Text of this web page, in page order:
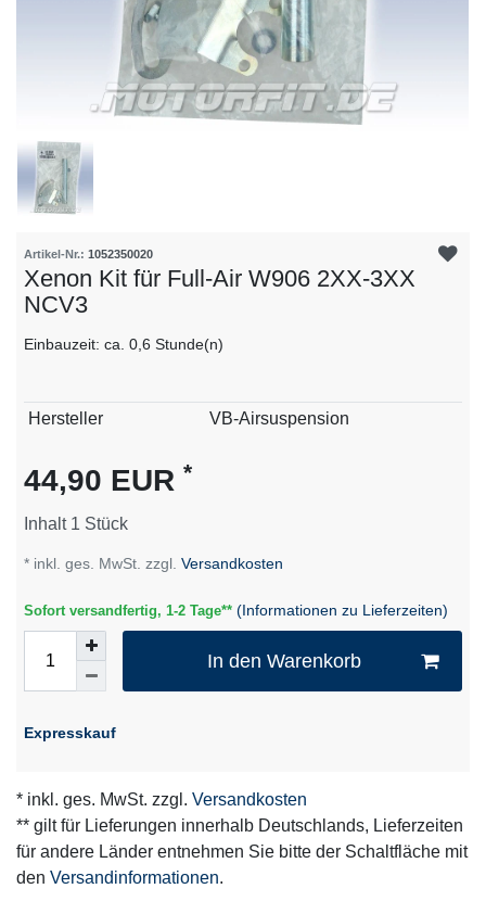
Artikel-Nr.: 1052350020
Xenon Kit für Full-Air W906 2XX-3XX
NCV3
Einbauzeit: ca. 0,6 Stunde(n)
Technisches
Wert
Hersteller VB-Airsuspension
44,90 EUR *
Inhalt 1 Stück
* inkl. ges. MwSt. zzgl. Versandkosten
Sofort versandfertig, 1-2 Tage** (Informationen zu Lieferzeiten)
In den Warenkorb
Expresskauf
* inkl. ges. MwSt. zzgl. Versandkosten
** gilt für Lieferungen innerhalb Deutschlands, Lieferzeiten
für andere Länder entnehmen Sie bitte der Schaltfläche mit
den Versandinformationen.